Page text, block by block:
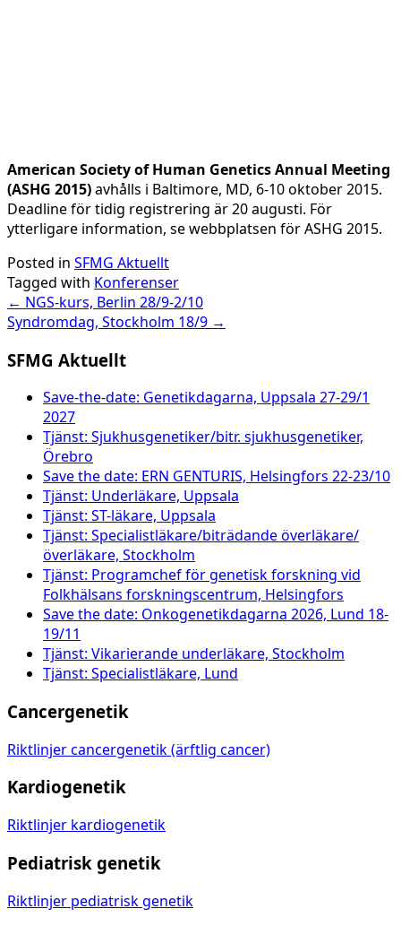
American Society of Human Genetics Annual Meeting
(ASHG 2015)avhålls i Baltimore, MD, 6-10 oktober 2015.
Deadline för tidig registrering är 20 augusti. För
ytterligare information, se webbplatsen för ASHG 2015.
Posted in SFMG Aktuellt
Tagged with Konferenser
Post
navigation
← NGS-kurs, Berlin 28/9-2/10
Syndromdag, Stockholm 18/9 →
SFMG Aktuellt
Save-the-date: Genetikdagarna, Uppsala 27-29/1
2027
Tjänst: Sjukhusgenetiker/bitr. sjukhusgenetiker,
Örebro
Save the date: ERN GENTURIS, Helsingfors 22-23/10
Tjänst: Underläkare, Uppsala
Tjänst: ST-läkare, Uppsala
Tjänst: Specialistläkare/biträdande överläkare/
överläkare, Stockholm
Tjänst: Programchef för genetisk forskning vid
Folkhälsans forskningscentrum, Helsingfors
Save the date: Onkogenetikdagarna 2026, Lund 18-
19/11
Tjänst: Vikarierande underläkare, Stockholm
Tjänst: Specialistläkare, Lund
Cancergenetik
Riktlinjer cancergenetik (ärftlig cancer)
Kardiogenetik
Riktlinjer kardiogenetik
Pediatrisk genetik
Riktlinjer pediatrisk genetik